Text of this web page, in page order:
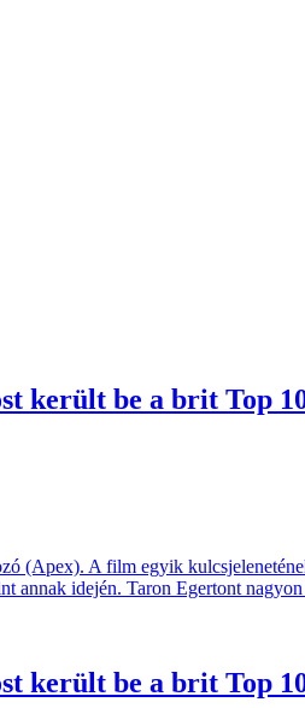
került be a brit Top
(Apex). A film egyik
annak idején. Taron Egertont
került be a brit Top